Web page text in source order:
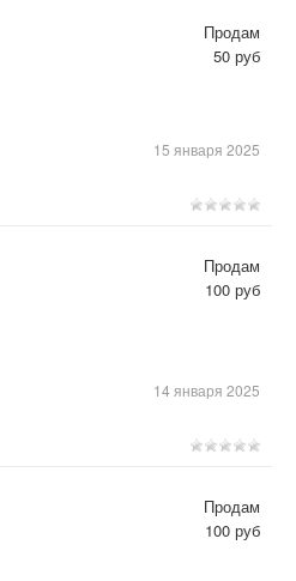
15 января 2025
Продам
50 руб
14 января 2025
Продам
100 руб
Продам
100 руб